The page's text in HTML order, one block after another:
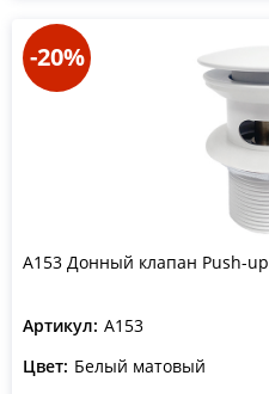
-20%
A153 Донный клапан Push-up
Артикул: A153
Цвет: Белый матовый